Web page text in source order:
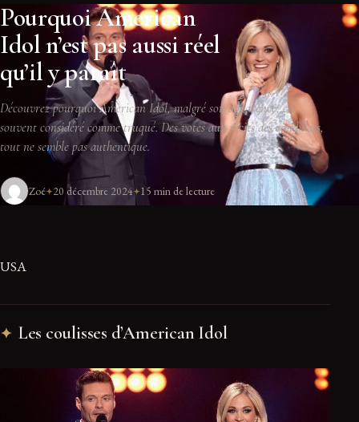
Pourquoi American
Idol n’est pas aussi réel
qu’il y paraît
Découvrez pourquoi American Idol, malgré son apparence, est
souvent considéré comme truqué. Des votes aux récits des candidats,
tout ne semble pas authentique.
Zoé 20 décembre 2024 15 min de lecture
USA
Les coulisses d’American Idol